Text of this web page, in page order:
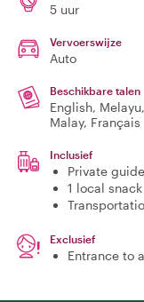
5 uur
Vervoerswijze
Auto
Beschikbare talen
English,
Malay, Français
Inclusief
Private guide
1 local
Exclusief
Entrance to